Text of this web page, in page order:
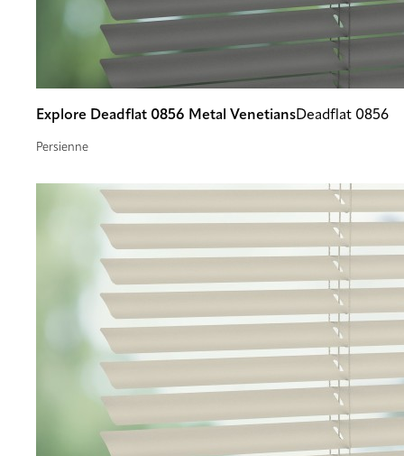
Explore Deadflat 0856 Metal VenetiansDeadflat 0856
Persienne